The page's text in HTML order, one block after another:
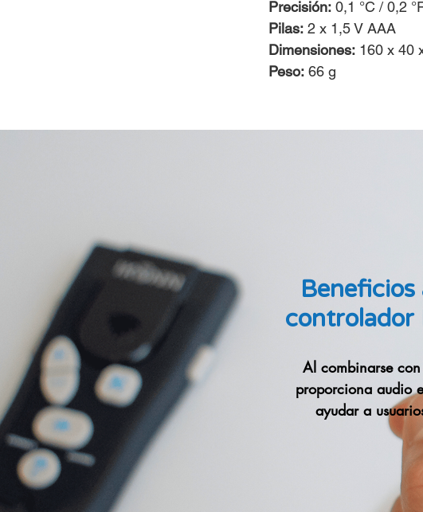
Precisión: 0,1 °C / 0,2
Pilas: 2 x 1,5 V AAA
Dimensiones: 160 x 40
Peso: 66 g
controlador
Al combinarse
proporciona audio
ayudar a